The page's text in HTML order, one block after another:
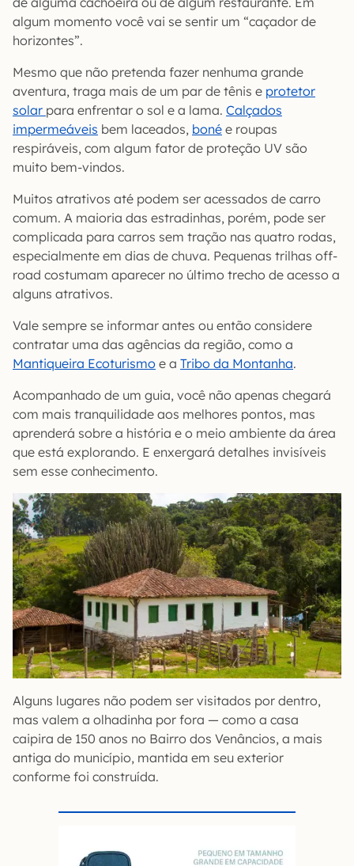
algum momento você vai se sentir um “caçador de
horizontes”.
Mesmo que não pretenda fazer nenhuma grande
aventura, traga mais de um par de tênis e protetor
solar para enfrentar o sol e a lama. Calçados
impermeáveis bem laceados, boné e roupas
respiráveis, com algum fator de proteção UV são
muito bem-vindos.
Muitos atrativos até podem ser acessados de carro
comum. A maioria das estradinhas, porém, pode ser
complicada para carros sem tração nas quatro rodas,
especialmente em dias de chuva. Pequenas trilhas off-
road costumam aparecer no último trecho de acesso a
alguns atrativos.
Vale sempre se informar antes ou então considere
contratar uma das agências da região, como a
Mantiqueira Ecoturismo e a Tribo da Montanha.
Acompanhado de um guia, você não apenas chegará
com mais tranquilidade aos melhores pontos, mas
aprenderá sobre a história e o meio ambiente da área
que está explorando. E enxergará detalhes invisíveis
sem esse conhecimento.
Alguns lugares não podem ser visitados por dentro,
mas valem a olhadinha por fora — como a casa
caipira de 150 anos no Bairro dos Venâncios, a mais
antiga do município, mantida em seu exterior
conforme foi construída.